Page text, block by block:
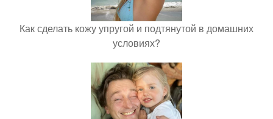
Как сделать кожу упругой и подтянутой в домашних
условиях?